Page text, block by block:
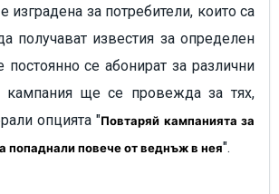
изградена за потребители, които са
получават известия за определен
постоянно се абонират за различни
кампания ще се провежда за тях,
опцията "Повтаряй кампанията за
попаднали повече от веднъж в нея".